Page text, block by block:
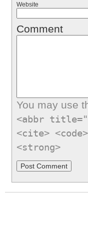
Website
Comment
You may use
<abbr
<cite>
<strong>